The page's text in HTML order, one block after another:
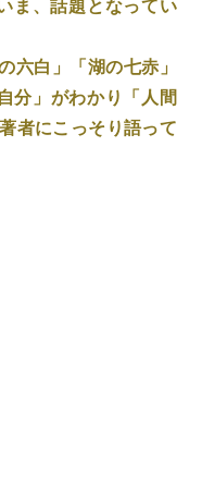
六白」「湖の七赤」
分」がわかり「人間
者にこっそり語って